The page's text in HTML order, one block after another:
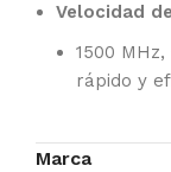
Velocidad
1500
rápido y
Marca